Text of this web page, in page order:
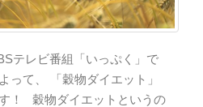
テレビ番組「いっぷく」で
って、 「穀物ダイエット」
！ 穀物ダイエットというの